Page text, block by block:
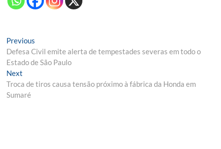
Navegação
de
Post
Previous
post:
Defesa Civil emite alerta de tempestades severas em todo o
Estado de São Paulo
Next
post:
Troca de tiros causa tensão próximo à fábrica da Honda em
Sumaré